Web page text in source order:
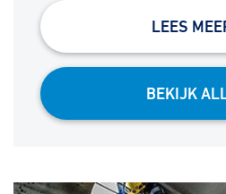
BEKIJK
LEES